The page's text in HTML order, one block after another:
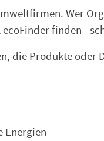
Wer
finden -
die Produkte oder
Energien